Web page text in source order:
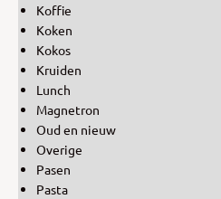
Koffie
Koken
Kokos
Kruiden
Lunch
Magnetron
Oud en nieuw
Overige
Pasen
Pasta